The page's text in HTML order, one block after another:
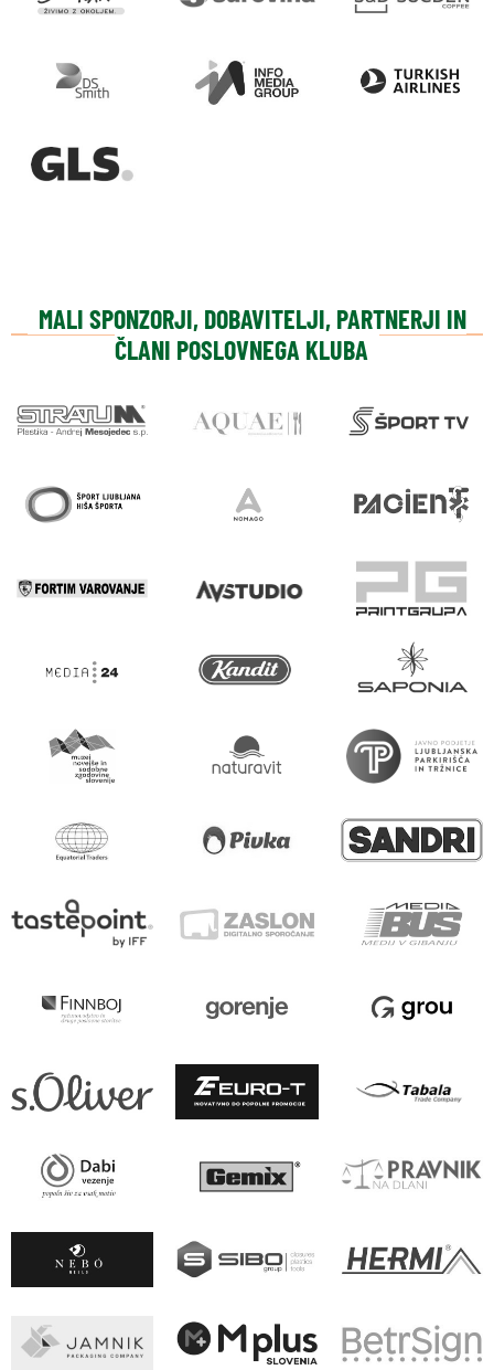
MALI SPONZORJI, DOBAVITELJI, PARTNERJI IN
ČLANI POSLOVNEGA KLUBA